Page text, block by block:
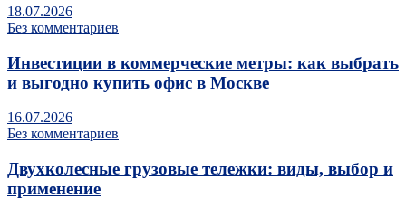
18.07.2026
Без комментариев
Инвестиции в коммерческие метры: как выбрать
и выгодно купить офис в Москве
16.07.2026
Без комментариев
Двухколесные грузовые тележки: виды, выбор и
применение